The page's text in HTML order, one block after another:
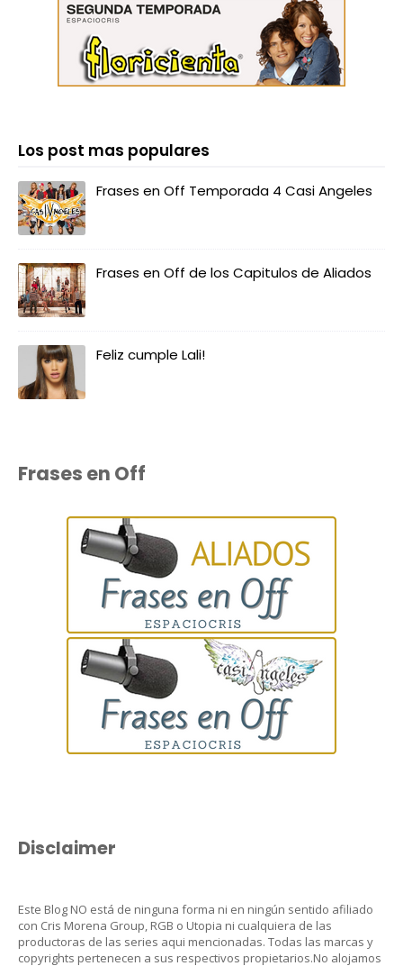
Los post mas populares
Frases en Off Temporada 4 Casi Angeles
Frases en Off de los Capitulos de Aliados
Feliz cumple Lali!
Frases en Off
Disclaimer
Este Blog NO está de ninguna forma ni en ningún sentido afiliado
con Cris Morena Group, RGB o Utopia ni cualquiera de las
productoras de las series aqui mencionadas. Todas las marcas y
copyrights pertenecen a sus respectivos propietarios.No alojamos